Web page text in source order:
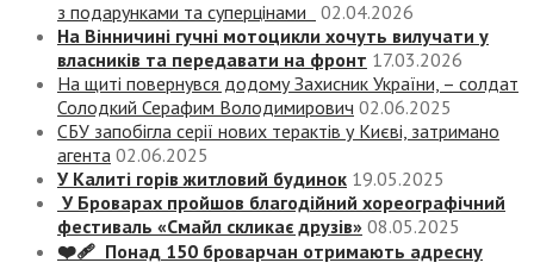
з подарунками та суперцінами
02.04.2026
На Вінничині гучні мотоцикли хочуть вилучати у
власників та передавати на фронт 17.03.2026
На щиті повернувся додому Захисник України, – солдат
Солодкий Серафим Володимирович 02.06.2025
СБУ запобігла серії нових терактів у Києві, затримано
агента 02.06.2025
У Калиті горів житловий будинок 19.05.2025
У Броварах пройшов благодійний хореографічний
фестиваль «Смайл скликає друзів» 08.05.2025
❤️‍🩹 Понад 150 броварчан отримають адресну